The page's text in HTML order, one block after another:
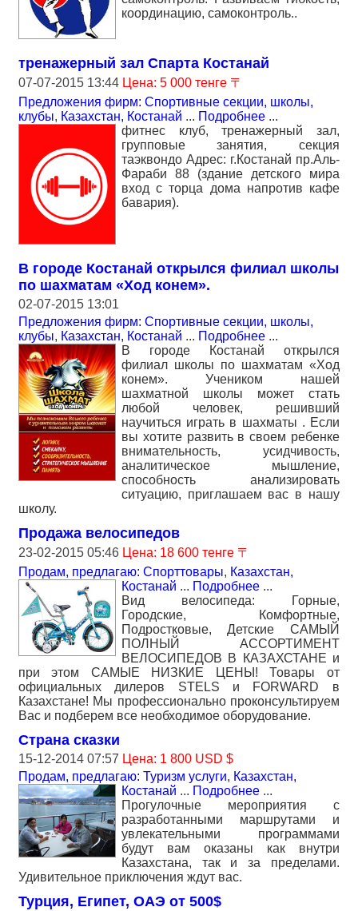
координацию, самоконтроль..
тренажерный зал Спарта Костанай
07-07-2015 13:44 Цена: 5 000 тенге 〒
Предложения фирм: Спортивные секции, школы,
клубы, Казахстан, Костанай ... Подробнее ...
фитнес клуб, тренажерный зал,
групповые занятия, секция
таэквондо Адрес: г.Костанай пр.Аль-
Фараби 88 (здание детского мира
вход с торца дома напротив кафе
бавария).
В городе Костанай открылся филиал школы
по шахматам «Ход конем».
02-07-2015 13:01
Предложения фирм: Спортивные секции, школы,
клубы, Казахстан, Костанай ... Подробнее ...
В городе Костанай открылся
филиал школы по шахматам «Ход
конем». Учеником нашей
шахматной школы может стать
любой человек, решивший
научиться играть в шахматы . Если
вы хотите развить в своем ребенке
внимательность, усидчивость,
аналитическое мышление,
способность анализировать
ситуацию, приглашаем вас в нашу
школу.
Продажа велосипедов
23-02-2015 05:46 Цена: 18 600 тенге 〒
Продам, предлагаю: Спорттовары, Казахстан,
Костанай ... Подробнее ...
Вид велосипеда: Горные,
Городские, Комфортные,
Подростковые, Детские САМЫЙ
ПОЛНЫЙ АССОРТИМЕНТ
ВЕЛОСИПЕДОВ В КАЗАХСТАНЕ и
при этом САМЫЕ НИЗКИЕ ЦЕНЫ! Товары от
официальных дилеров STELS и FORWARD в
Казахстане! Мы профессионально проконсультируем
Вас и подберем все необходимое оборудование.
Страна сказки
15-12-2014 07:57 Цена: 1 800 USD $
Продам, предлагаю: Туризм услуги, Казахстан,
Костанай ... Подробнее ...
Прогулочные мероприятия с
разработанными маршрутами и
увлекательными программами
будут вам оказаны как внутри
Казахстана, так и за пределами.
Удивительное приключения ждут вас.
Турция, Египет, ОАЭ от 500$